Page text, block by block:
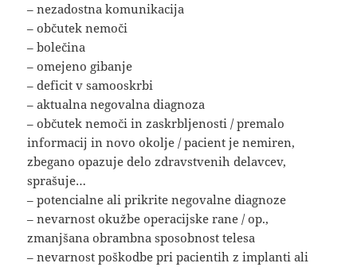
– nezadostna komunikacija
– občutek nemoči
– bolečina
– omejeno gibanje
– deficit v samooskrbi
– aktualna negovalna diagnoza
– občutek nemoči in zaskrbljenosti / premalo
informacij in novo okolje / pacient je nemiren,
zbegano opazuje delo zdravstvenih delavcev,
sprašuje…
– potencialne ali prikrite negovalne diagnoze
– nevarnost okužbe operacijske rane / op.,
zmanjšana obrambna sposobnost telesa
– nevarnost poškodbe pri pacientih z implanti ali